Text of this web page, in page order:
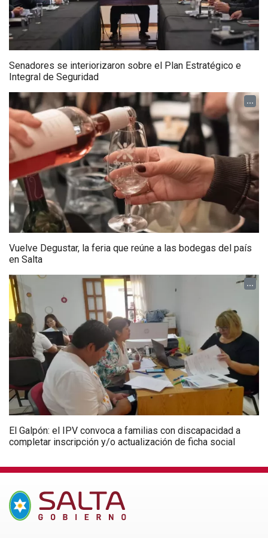
Senadores se interiorizaron sobre el Plan Estratégico e
Integral de Seguridad
...
Vuelve Degustar, la feria que reúne a las bodegas del país
en Salta
...
El Galpón: el IPV convoca a familias con discapacidad a
completar inscripción y/o actualización de ficha social